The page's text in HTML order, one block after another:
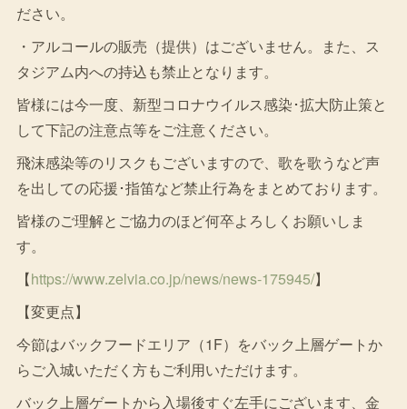
ださい。
・アルコールの販売（提供）はございません。また、ス
タジアム内への持込も禁止となります。
皆様には今一度、新型コロナウイルス感染･拡大防止策と
して下記の注意点等をご注意ください。
飛沫感染等のリスクもございますので、歌を歌うなど声
を出しての応援･指笛など禁止行為をまとめております。
皆様のご理解とご協力のほど何卒よろしくお願いしま
す。
【https://www.zelvia.co.jp/news/news-175945/】
【変更点】
今節はバックフードエリア（1F）をバック上層ゲートか
らご入城いただく方もご利用いただけます。
バック上層ゲートから入場後すぐ左手にございます、金